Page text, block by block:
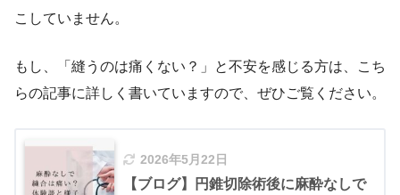
こしていません。
もし、「縫うのは痛くない？」と不安を感じる方は、こち
らの記事に詳しく書いていますので、ぜひご覧ください。
2026年5月22日
【ブログ】円錐切除術後に麻酔なしで